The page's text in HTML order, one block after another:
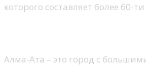
которого составляет более 60-
Алма-Ата – это город с